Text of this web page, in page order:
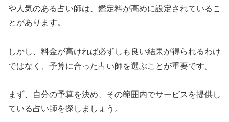
や人気のある占い師は、鑑定料が高めに設定されているこ
とがあります。
しかし、料金が高ければ必ずしも良い結果が得られるわけ
ではなく、予算に合った占い師を選ぶことが重要です。
まず、自分の予算を決め、その範囲内でサービスを提供し
ている占い師を探しましょう。